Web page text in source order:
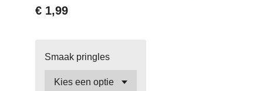
€ 1,99
Smaak pringles